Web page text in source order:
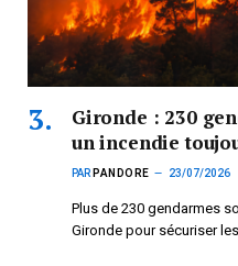
Gironde : 230
un incendie
PAR PANDORE 23/07/2026
Plus de 230 gendarmes
Gironde pour sécuriser